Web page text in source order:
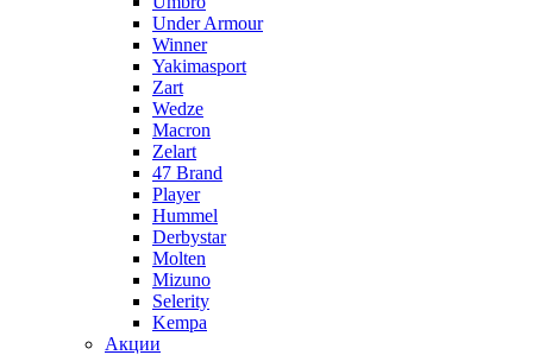
Under Armour
Winner
Yakimasport
Zart
Wedze
Macron
Zelart
47 Brand
Player
Hummel
Derbystar
Molten
Mizuno
Selerity
Kempa
Акции